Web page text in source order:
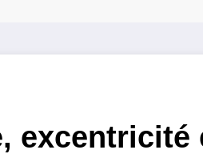
excentricité